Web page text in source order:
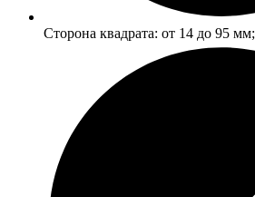
Сторона квадрата: от 14 до 95 мм;